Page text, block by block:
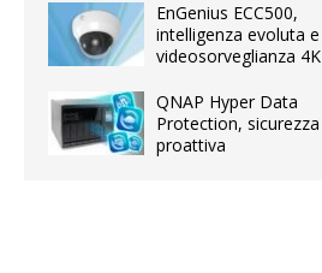
EnGenius ECC500,
intelligenza evoluta e
videosorveglianza 4K
QNAP Hyper Data
Protection, sicurezza
proattiva